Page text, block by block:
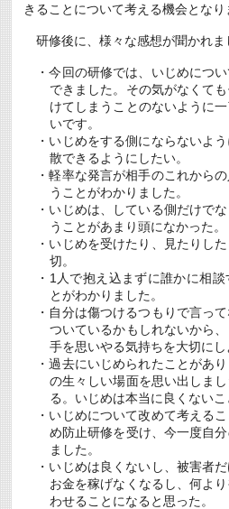
きることについて考える機会となり
研修後に、様々な感想が聞かれま
・今回の研修では、いじめにつ
できました。その気がなくて
けてしまうことのないように
いです。
・いじめをする側にならないよ
散できるようにしたい。
・軽率な発言が相手のこれから
うことがわかりました。
・いじめは、している側だけで
うことがあまり頭になかった。
・いじめを受けたり、見たりし
切。
・1人で抱え込まずに誰かに相
とがわかりました。
・自分は傷つけるつもりで言っ
ついているかもしれないから
手を思いやる気持ちを大切にし
・過去にいじめられたことがあ
の生々しい場面を思い出しま
る。いじめは本当に良くないこ
・いじめについて改めて考える
め防止研修を受け、今一度自
ました。
・いじめは良くないし、被害者
お金を稼げなくなるし、何よ
わせることになると思った。